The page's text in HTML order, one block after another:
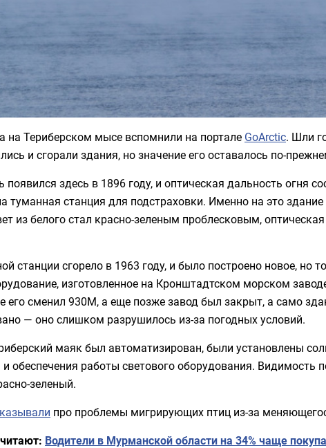
на Териберском мысе вспомнили на портале GoArctic. Шли
и сгорали здания, но значение его оставалось по-
здесь в 1896 году, и оптическая дальность огня
туманная станция для подстраховки. Именно на это
из белого стал красно-зеленым проблесковым,
станции сгорело в 1963 году, и было построено новое, но
изготовленное на Кронштадтском морском
его сменил 930М, а еще позже завод был закрыт, а само
— оно слишком разрушилось из-за погодных условий.
маяк был автоматизирован, были установлены
и обеспечения работы светового оборудования. Видимость
зеленый.
про проблемы мигрирующих птиц из-за
Водители в Мурманской области на 34% чаще